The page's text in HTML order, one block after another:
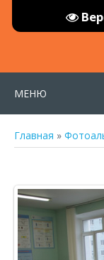
МЕНЮ
Главная »